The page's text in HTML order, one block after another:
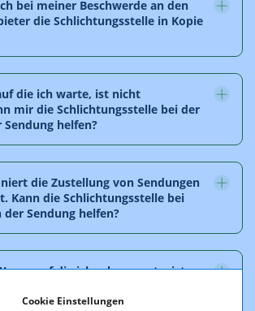
Cookie Einstellungen
bei meiner Beschwerde an den
die Schlichtungsstelle in Kopie
die ich warte, ist nicht
mir die Schlichtungsstelle bei der
Sendung helfen?
die Zustellung von Sendungen
Kann die Schlichtungsstelle bei
der Sendung helfen?
auf die ich schon warte, ist
dies nicht beschleunigen?